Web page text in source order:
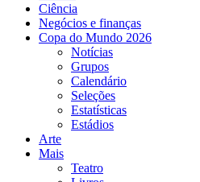
Ciência
Negócios e finanças
Copa do Mundo 2026
Notícias
Grupos
Calendário
Seleções
Estatísticas
Estádios
Arte
Mais
Teatro